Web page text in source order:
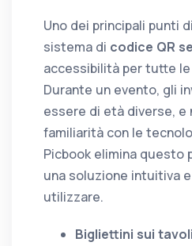
Uno dei principali punti
sistema di codice QR
accessibilità per tutte
Durante un evento, gli
essere di età diverse, e
familiarità con le
Picbook elimina questo
una soluzione intuitiva
utilizzare.
Bigliettini sui